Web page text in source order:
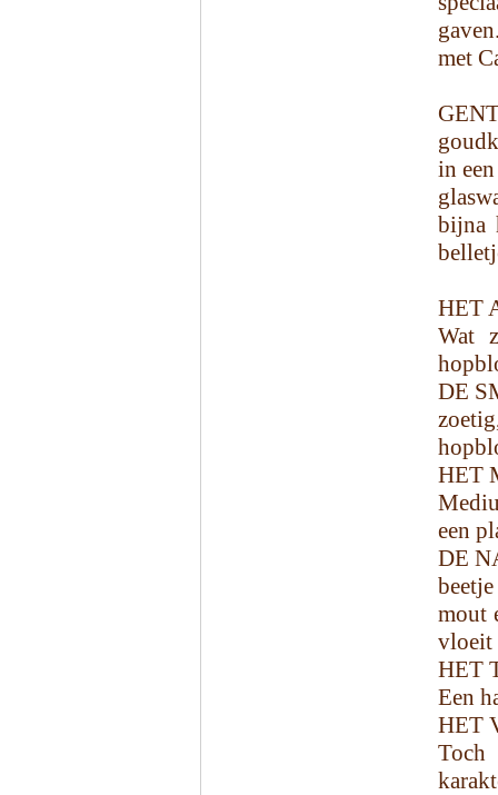
met
in
bijna
HET
Wat
DE
HET
een
DE
mout
vloeit
HET
Een
HET
Toch